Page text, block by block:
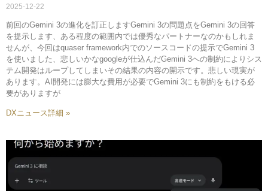
2025-12-22
前回のGemini 3の進化を訂正しますGemini 3の問題点をGemini 3の回答
を提示します、ある程度の範囲内では優秀なパートナーなのかもしれま
せんが、今回はquaser framework内でのソースコードの提示でGemini 3
を使いました、悲しいかなgoogleが仕込んだGemini 3への制約によりシス
テム開発はループしてしまいその結果の内容の開示です。悲しい現実が
あります。AI開発には膨大な費用が必要でGemini 3にも制約をもける必
要がありますが
DXニュース詳細 »